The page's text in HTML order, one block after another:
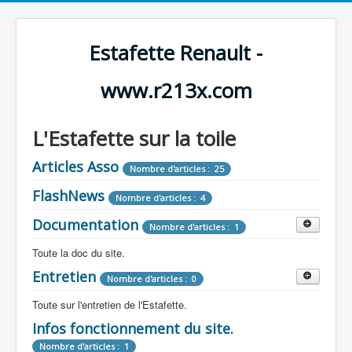
Estafette Renault -
www.r213x.com
L'Estafette sur la toile
Articles Asso Nombre d'articles : 25
FlashNews Nombre d'articles : 4
Documentation Nombre d'articles : 1
Toute la doc du site.
Revue de Presse Nombre d'articles : 9
Tous les articles que l'on a vu sur l'estafette !
Camping Car Nombre d'articles : 3
Entretien Nombre d'articles : 0
Toute sur l'entretien de l'Estafette.
Mécanique Nombre d'articles : 0
Infos fonctionnement du site.
Nombre d'articles : 1